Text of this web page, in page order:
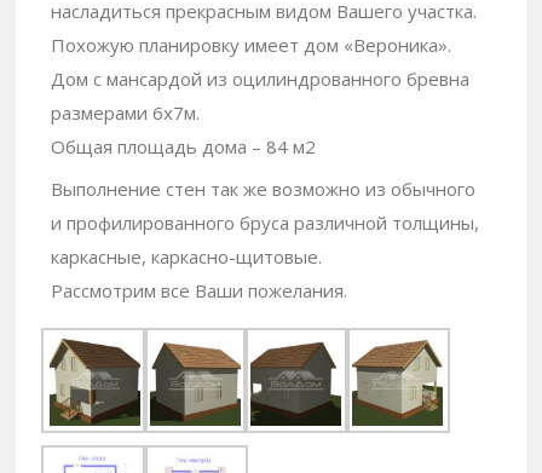
насладиться прекрасным видом Вашего участка.
Похожую планировку имеет дом «Вероника».
Дом с мансардой из оцилиндрованного бревна
размерами 6х7м.
Общая площадь дома – 84 м2
Выполнение стен так же возможно из обычного
и профилированного бруса различной толщины,
каркасные, каркасно-щитовые.
Рассмотрим все Ваши пожелания.